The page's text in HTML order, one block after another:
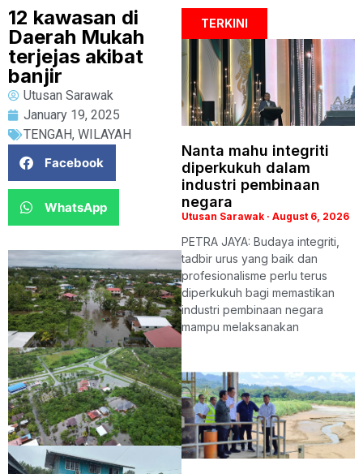
12 kawasan di
Daerah Mukah
terjejas akibat
banjir
Utusan Sarawak
January 19, 2025
TENGAH, WILAYAH
Facebook
WhatsApp
TERKINI
Nanta mahu integriti
diperkukuh dalam
industri pembinaan
negara
Utusan Sarawak August 6, 2026
PETRA JAYA: Budaya integriti,
tadbir urus yang baik dan
profesionalisme perlu terus
diperkukuh bagi memastikan
industri pembinaan negara
mampu melaksanakan